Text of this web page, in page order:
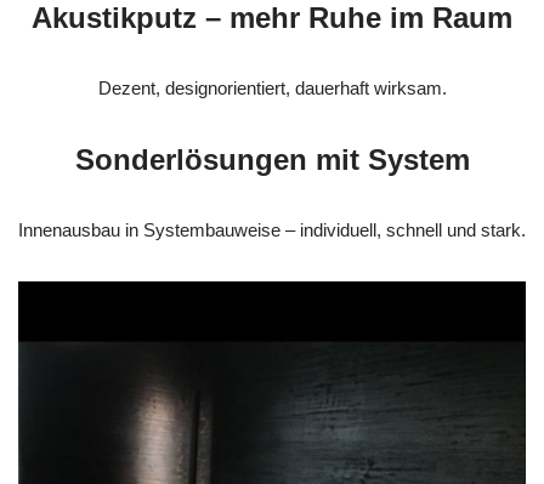
Akustikputz – mehr Ruhe im Raum
Dezent, designorientiert, dauerhaft wirksam.
Sonderlösungen mit System
Innenausbau in Systembauweise – individuell, schnell und stark.